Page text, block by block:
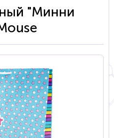
"Минни